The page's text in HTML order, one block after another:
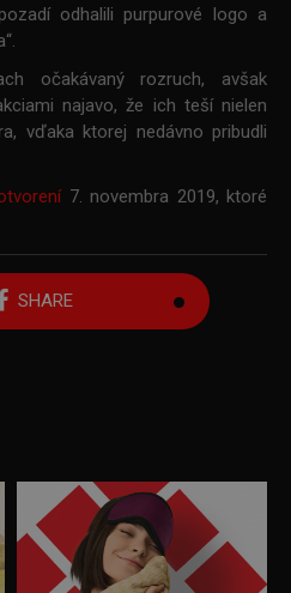
odhalili purpurové logo a
očakávaný rozruch, avšak
najavo, že ich teší nielen
vďaka ktorej nedávno pribudli
7. novembra 2019, ktoré
SHARE